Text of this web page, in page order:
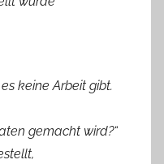
keine Arbeit gibt.
gemacht wird?“